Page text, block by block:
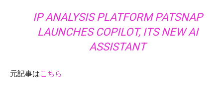
IP ANALYSIS PLATFORM PATSNAP
LAUNCHES COPILOT, ITS NEW AI
ASSISTANT
元記事はこちら